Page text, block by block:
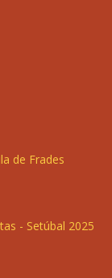
de Frades
- Setúbal 2025